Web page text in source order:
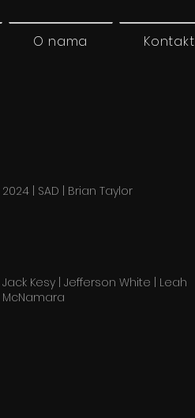
O nama Kontakt
2024 | SAD | Brian Taylor
Jack Kesy | Jefferson White | Leah
McNamara